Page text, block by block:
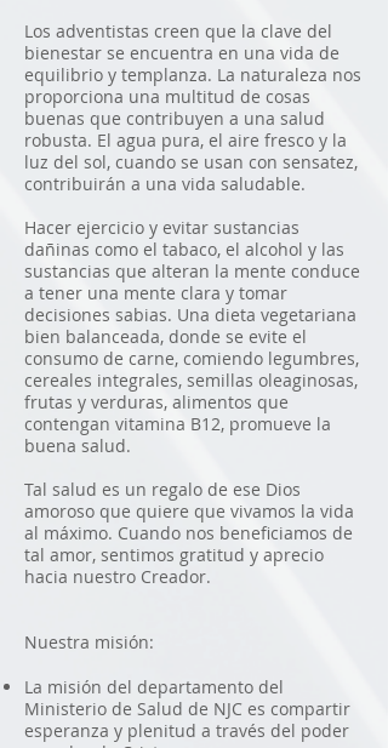
Los adventistas creen que la clave del
bienestar se encuentra en una vida de
equilibrio y templanza. La naturaleza nos
proporciona una multitud de cosas
buenas que contribuyen a una salud
robusta. El agua pura, el aire fresco y la
luz del sol, cuando se usan con sensatez,
contribuirán a una vida saludable.
Hacer ejercicio y evitar sustancias
dañinas como el tabaco, el alcohol y las
sustancias que alteran la mente conduce
a tener una mente clara y tomar
decisiones sabias. Una dieta vegetariana
bien balanceada, donde se evite el
consumo de carne, comiendo legumbres,
cereales integrales, semillas oleaginosas,
frutas y verduras, alimentos que
contengan vitamina B12, promueve la
buena salud.
Tal salud es un regalo de ese Dios
amoroso que quiere que vivamos la vida
al máximo. Cuando nos beneficiamos de
tal amor, sentimos gratitud y aprecio
hacia nuestro Creador.
Nuestra misión:
La misión del departamento del
Ministerio de Salud de NJC es compartir
esperanza y plenitud a través del poder